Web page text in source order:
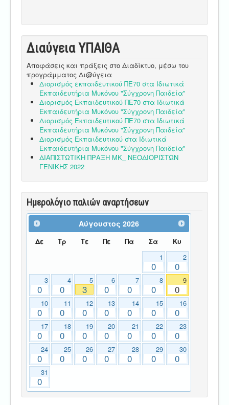
Διαύγεια ΥΠΑΙΘA
Αποφάσεις και πράξεις στο Διαδίκτυο, μέσω του
προγράμματος Δι@ύγεια
Διορισμός εκπαιδευτικού ΠΕ70 στα Ιδιωτικά
Εκπαιδευτήρια Μυκόνου "Σύγχρονη Παιδεία"
Διορισμός Εκπαιδευτικού ΠΕ70 στα Ιδιωτικά
Εκπαιδευτήρια Μυκόνου "Σύγχρονη Παιδεία"
Διορισμός Εκπαιδευτικού ΠΕ70 στα Ιδιωτικά
Εκπαιδευτήρια Μυκόνου "Σύγχρονη Παιδεία"
Διορισμός Εκπαιδευτικού στα Ιδιωτικά
Εκπαιδευτήρια Μυκόνου "Σύγχρονη Παιδεία"
ΔΙΑΠΙΣΤΩΤΙΚΗ ΠΡΑΞΗ ΜΚ_ ΝΕΟΔΙΟΡΙΣΤΩΝ
ΓΕΝΙΚΗΣ 2022
Ημερολόγιο παλιών αναρτήσεων
Αύγουστος 2026
Δε Τρ Τε Πε Πα Σα Κυ
1
0
2
0
3
0
4
0
5
3
6
0
7
0
8
0
9
0
10
0
11
0
12
0
13
0
14
0
15
0
16
0
17
0
18
0
19
0
20
0
21
0
22
0
23
0
24
0
25
0
26
0
27
0
28
0
29
0
30
0
31
0